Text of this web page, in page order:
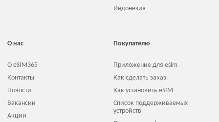
Индонезия
О нас
О eSIM365
Контакты
Новости
Вакансии
Акции
Покупателю
Приложение для esim
Как сделать заказ
Как установить eSIM
Список поддерживаемых
устройств